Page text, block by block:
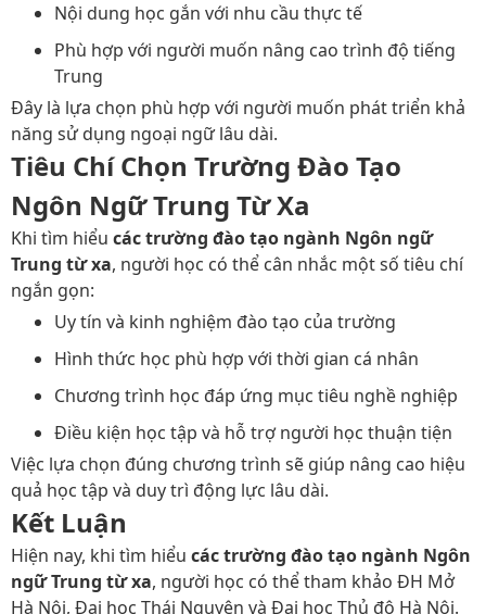
Nội dung học gắn với nhu cầu thực tế
Phù hợp với người muốn nâng cao trình độ tiếng
Trung
Đây là lựa chọn phù hợp với người muốn phát triển khả
năng sử dụng ngoại ngữ lâu dài.
Tiêu Chí Chọn Trường Đào Tạo
Ngôn Ngữ Trung Từ Xa
Khi tìm hiểu các trường đào tạo ngành Ngôn ngữ
Trung từ xa, người học có thể cân nhắc một số tiêu chí
ngắn gọn:
Uy tín và kinh nghiệm đào tạo của trường
Hình thức học phù hợp với thời gian cá nhân
Chương trình học đáp ứng mục tiêu nghề nghiệp
Điều kiện học tập và hỗ trợ người học thuận tiện
Việc lựa chọn đúng chương trình sẽ giúp nâng cao hiệu
quả học tập và duy trì động lực lâu dài.
Kết Luận
Hiện nay, khi tìm hiểu các trường đào tạo ngành Ngôn
ngữ Trung từ xa, người học có thể tham khảo ĐH Mở
Hà Nội, Đại học Thái Nguyên và Đại học Thủ đô Hà Nội.